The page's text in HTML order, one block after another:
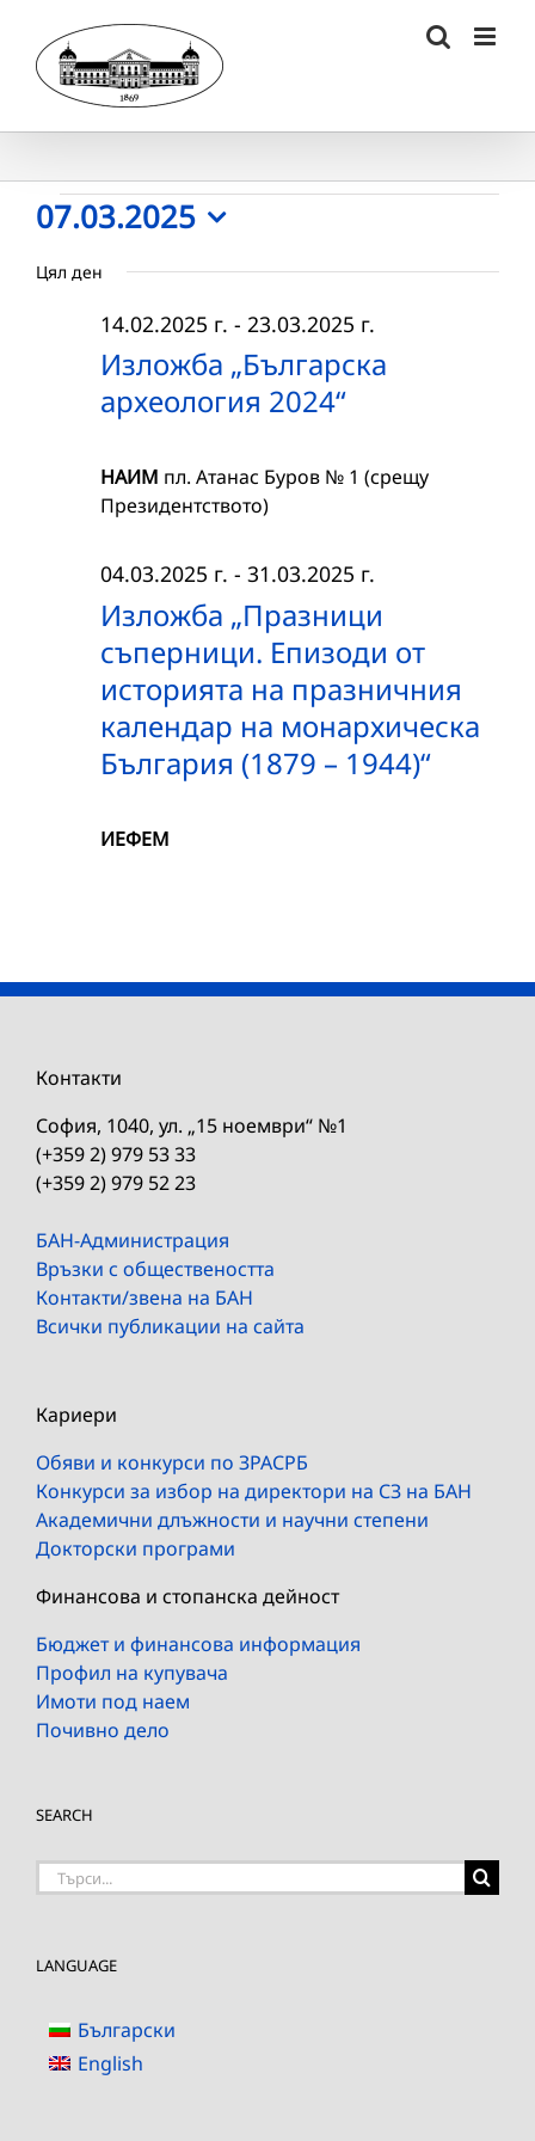
content
Събития
for
07.03.2025
07.03.2025
date.
Цял ден
Изложба „Българска
археология 2024“
14.02.2025 г. - 23.03.2025 г.
НАИМ пл. Атанас Буров № 1 (срещу
Президентството)
Изложба „Празници
съперници. Епизоди от
историята на празничния
календар на монархическа
България (1879 – 1944)“
04.03.2025 г. - 31.03.2025 г.
ИЕФЕМ
Контакти
София, 1040, ул. „15 ноември“ №1
(+359 2) 979 53 33
(+359 2) 979 52 23
БАН-Администрация
Връзки с обществеността
Контакти/звена на БАН
Всички публикации на сайта
Кариери
Обяви и конкурси по ЗРАСРБ
Конкурси за избор на директори на СЗ на БАН
Академични длъжности и научни степени
Докторски програми
Финансова и стопанска дейност
Бюджет и финансова информация
Профил на купувача
Имоти под наем
Почивно дело
SEARCH
Търсене
LANGUAGE
Български
English